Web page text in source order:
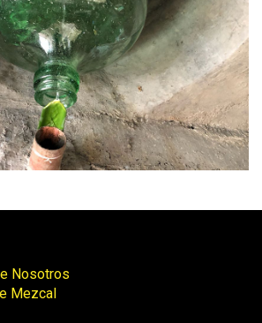
Nosotros
Mezcal